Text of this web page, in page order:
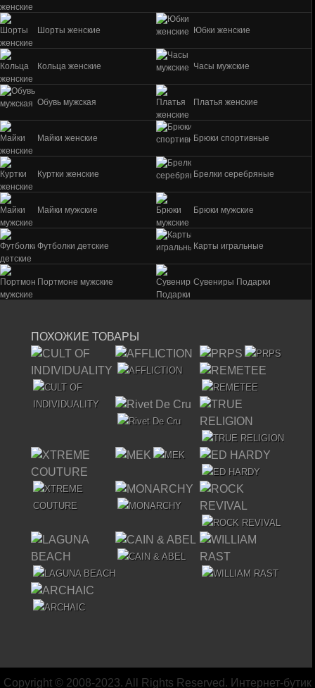
Шорты женские Юбки женские
Кольца женские Часы мужские
Обувь мужская Платья женские
Майки женские Брюки спортивные
Куртки женские Брелки серебряные
Майки мужские Брюки мужские
Футболки детские Карты игральные
Портмоне мужские Сувениры Подарки
ПОХОЖИЕ ТОВАРЫ
Copyright © 2008-2023. All Rights Reserved. Интернет-бутик